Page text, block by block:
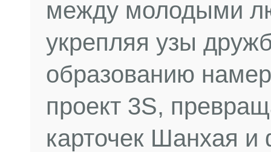
между молодыми
укрепляя узы
образованию
проект 3S,
карточек Шанхая